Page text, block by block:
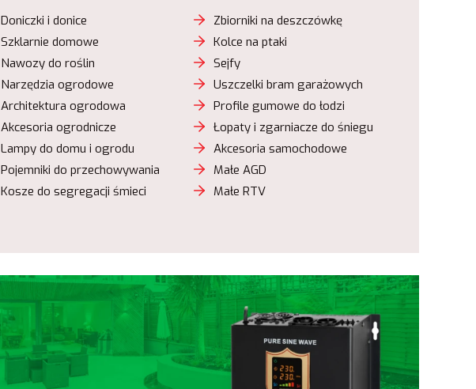
Doniczki i donice
Szklarnie domowe
Nawozy do roślin
Narzędzia ogrodowe
Architektura ogrodowa
Akcesoria ogrodnicze
Lampy do domu i ogrodu
Pojemniki do przechowywania
Kosze do segregacji śmieci
Zbiorniki na deszczówkę
Kolce na ptaki
Sejfy
Uszczelki bram garażowych
Profile gumowe do łodzi
Łopaty i zgarniacze do śniegu
Akcesoria samochodowe
Małe AGD
Małe RTV